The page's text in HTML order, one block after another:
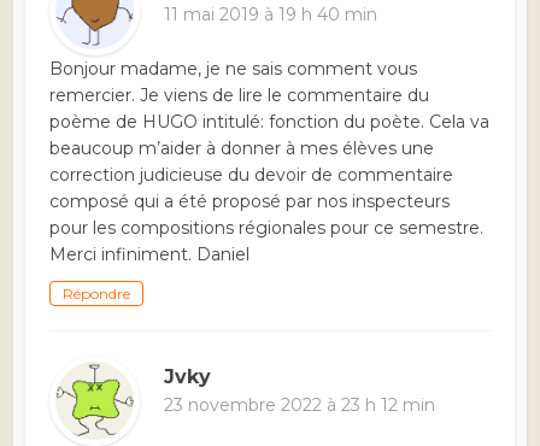
11 mai 2019 à 19 h 40 min
Bonjour madame, je ne sais comment vous
remercier. Je viens de lire le commentaire du
poème de HUGO intitulé: fonction du poète. Cela va
beaucoup m’aider à donner à mes élèves une
correction judicieuse du devoir de commentaire
composé qui a été proposé par nos inspecteurs
pour les compositions régionales pour ce semestre.
Merci infiniment. Daniel
Répondre
Jvky
23 novembre 2022 à 23 h 12 min